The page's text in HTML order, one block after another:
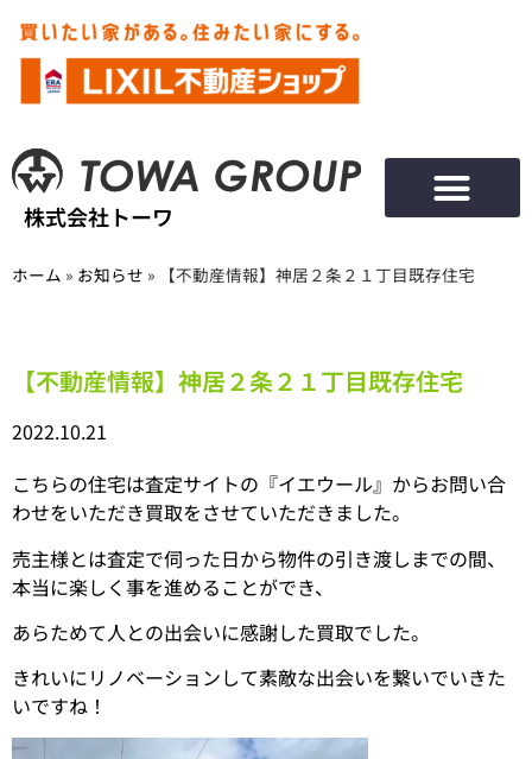
株式会社トーワ
ホーム » お知らせ » 【不動産情報】神居２条２１丁目既存住宅
【不動産情報】神居２条２１丁目既存住宅
2022.10.21
こちらの住宅は査定サイトの『イエウール』からお問い合
わせをいただき買取をさせていただきました。
売主様とは査定で伺った日から物件の引き渡しまでの間、
本当に楽しく事を進めることができ、
あらためて人との出会いに感謝した買取でした。
きれいにリノベーションして素敵な出会いを繋いでいきた
いですね！